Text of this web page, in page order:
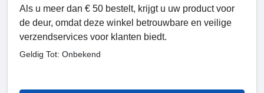
Als u meer dan € 50 bestelt, krijgt u uw product voor
de deur, omdat deze winkel betrouwbare en veilige
verzendservices voor klanten biedt.
Geldig Tot: Onbekend